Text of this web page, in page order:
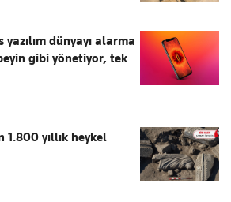
yazılım dünyayı alarma
gibi yönetiyor, tek
yıllık heykel